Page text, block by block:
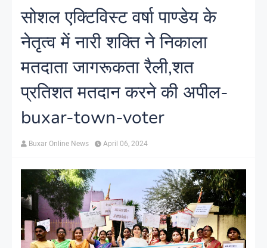
सोशल एक्टिविस्ट वर्षा पाण्डेय के
नेतृत्व में नारी शक्ति ने निकाला
मतदाता जागरूकता रैली,शत
प्रतिशत मतदान करने की अपील-
buxar-town-voter
Buxar Online News April 06, 2024